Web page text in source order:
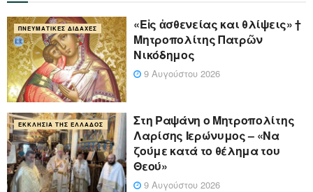
ΠΝΕΥΜΑΤΙΚΈΣ ΔΙΔΑΧΈΣ
«Eἰς ἀσθενείας και θλίψεις» †
Μητροπολίτης Πατρῶν
Νικόδημος
9 Αυγούστου 2026
ΕΚΚΛΗΣΊΑ ΤΗΣ ΕΛΛΆΔΟΣ
Στη Ραψάνη ο Μητροπολίτης
Λαρίσης Ιερώνυμος – «Να
ζούμε κατά το θέλημα του
Θεού»
9 Αυγούστου 2026